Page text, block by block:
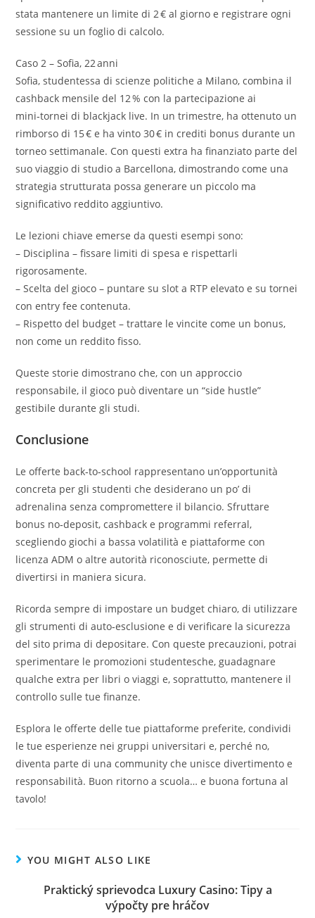
stata mantenere un limite di 2 € al giorno e registrare ogni
sessione su un foglio di calcolo.
Caso 2 – Sofia, 22 anni
Sofia, studentessa di scienze politiche a Milano, combina il
cashback mensile del 12 % con la partecipazione ai
mini‑tornei di blackjack live. In un trimestre, ha ottenuto un
rimborso di 15 € e ha vinto 30 € in crediti bonus durante un
torneo settimanale. Con questi extra ha finanziato parte del
suo viaggio di studio a Barcellona, dimostrando come una
strategia strutturata possa generare un piccolo ma
significativo reddito aggiuntivo.
Le lezioni chiave emerse da questi esempi sono:
– Disciplina – fissare limiti di spesa e rispettarli
rigorosamente.
– Scelta del gioco – puntare su slot a RTP elevato e su tornei
con entry fee contenuta.
– Rispetto del budget – trattare le vincite come un bonus,
non come un reddito fisso.
Queste storie dimostrano che, con un approccio
responsabile, il gioco può diventare un “side hustle”
gestibile durante gli studi.
Conclusione
Le offerte back‑to‑school rappresentano un’opportunità
concreta per gli studenti che desiderano un po’ di
adrenalina senza compromettere il bilancio. Sfruttare
bonus no‑deposit, cashback e programmi referral,
scegliendo giochi a bassa volatilità e piattaforme con
licenza ADM o altre autorità riconosciute, permette di
divertirsi in maniera sicura.
Ricorda sempre di impostare un budget chiaro, di utilizzare
gli strumenti di auto‑esclusione e di verificare la sicurezza
del sito prima di depositare. Con queste precauzioni, potrai
sperimentare le promozioni studentesche, guadagnare
qualche extra per libri o viaggi e, soprattutto, mantenere il
controllo sulle tue finanze.
Esplora le offerte delle tue piattaforme preferite, condividi
le tue esperienze nei gruppi universitari e, perché no,
diventa parte di una community che unisce divertimento e
responsabilità. Buon ritorno a scuola… e buona fortuna al
tavolo!
YOU MIGHT ALSO LIKE
Praktický sprievodca Luxury Casino: Tipy a
výpočty pre hráčov